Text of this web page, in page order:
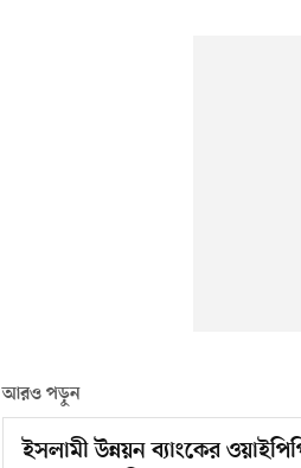
আরও পড়ুন
ইসলামী উন্নয়ন ব্যাংকের